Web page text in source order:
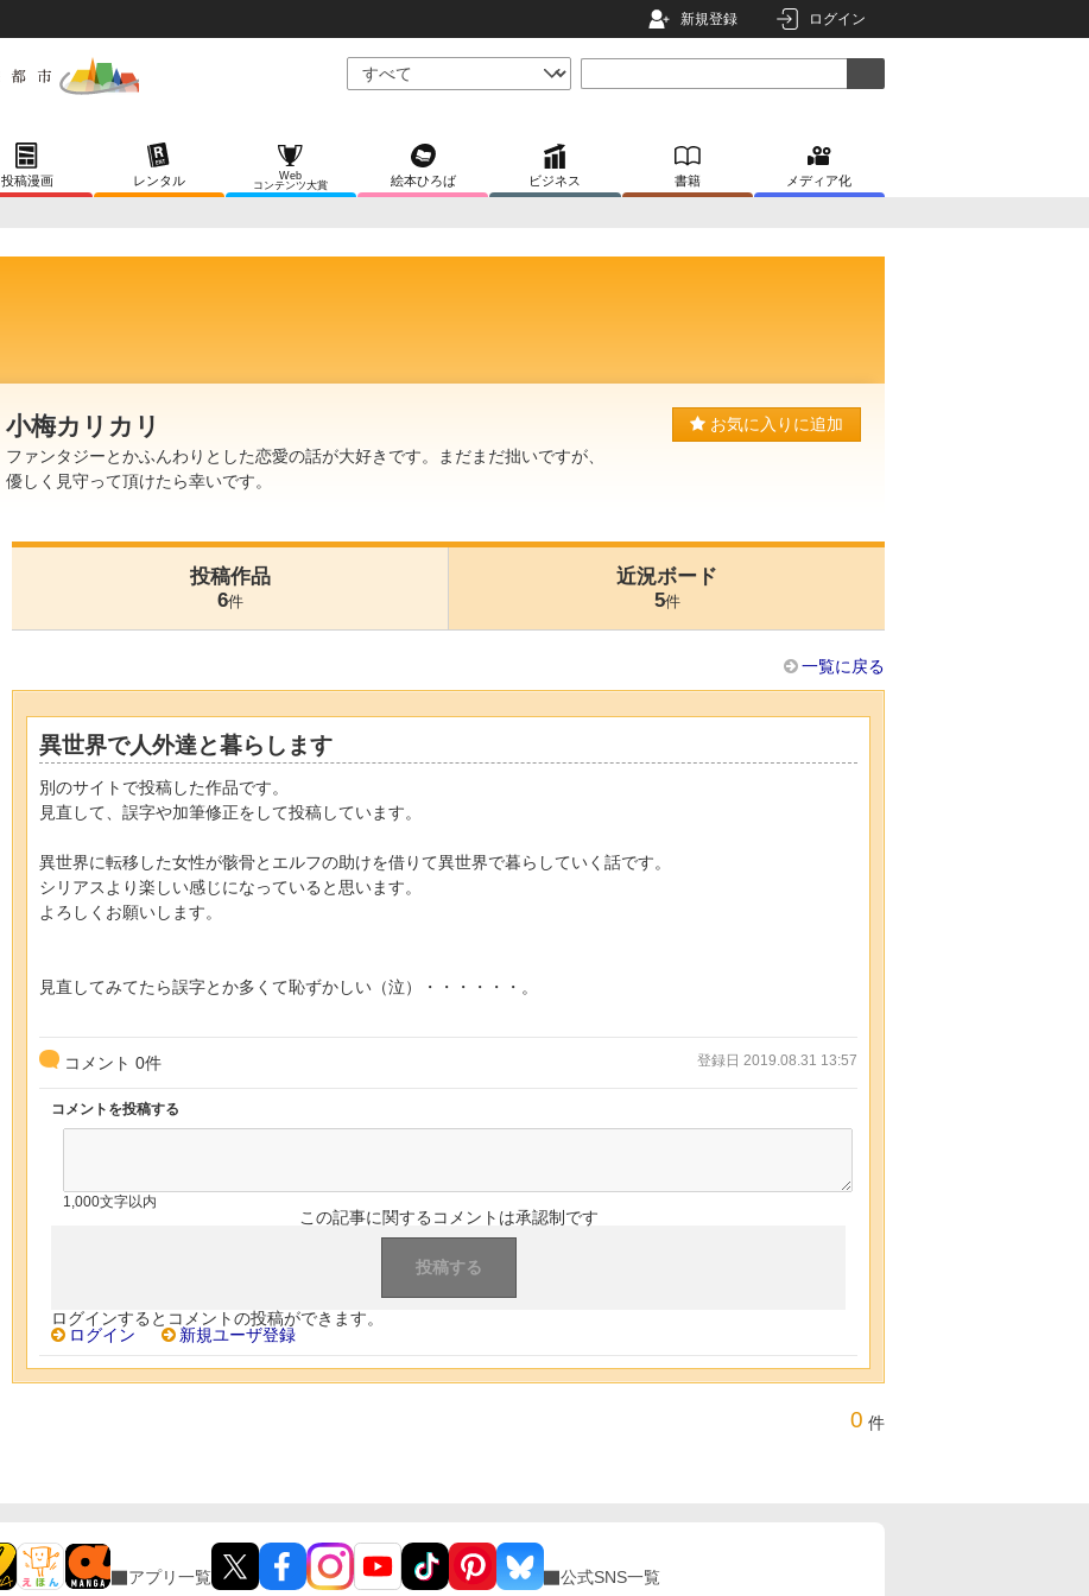
新規登録 ログイン
投稿漫画 レンタル
Web
コンテンツ大賞
絵本ひろば ビジネス 書籍 メディア化
小梅カリカリ
ファンタジーとかふんわりとした恋愛の話が大好きです。まだまだ拙いですが、
優しく見守って頂けたら幸いです。
お気に入りに追加
投稿作品
6件
近況ボード
5件
一覧に戻る
異世界で人外達と暮らします
別のサイトで投稿した作品です。
見直して、誤字や加筆修正をして投稿しています。
異世界に転移した女性が骸骨とエルフの助けを借りて異世界で暮らしていく話です。
シリアスより楽しい感じになっていると思います。
よろしくお願いします。
見直してみてたら誤字とか多くて恥ずかしい（泣）・・・・・・。
コメント 0件 登録日 2019.08.31 13:57
コメントを投稿する
1,000文字以内
この記事に関するコメントは承認制です
ログインするとコメントの投稿ができます。
ログイン
新規ユーザ登録
0 件
アプリ一覧 公式SNS一覧